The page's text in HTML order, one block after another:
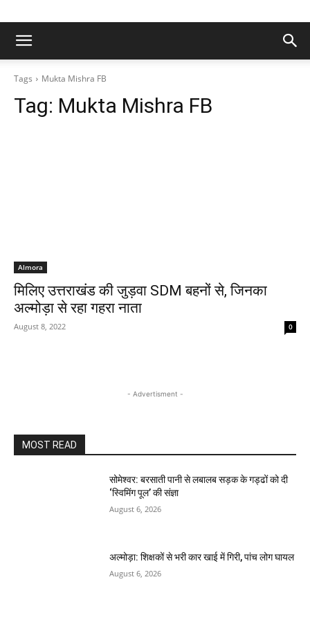
Tags Mukta Mishra FB
Tag: Mukta Mishra FB
Almora
मिलिए उत्तराखंड की जुड़वा SDM बहनों से, जिनका
अल्मोड़ा से रहा गहरा नाता
August 8, 2022 0
- Advertisment -
MOST READ
सोमेश्वर: बरसाती पानी से लबालब सड़क के गड्ढों को दी
‘स्विमिंग पूल’ की संज्ञा
August 6, 2026
अल्मोड़ा: शिक्षकों से भरी कार खाई में गिरी, पांच लोग घायल
August 6, 2026